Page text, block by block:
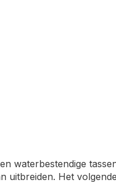
waterbestendige
Het